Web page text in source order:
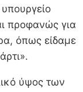
προφανώς για
όπως είδαμε
ύψος των